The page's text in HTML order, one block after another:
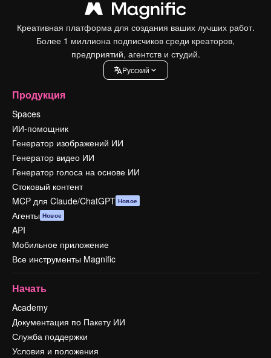
Креативная платформа для создания ваших лучших работ.
Более 1 миллиона подписчиков среди креаторов,
предприятий, агентств и студий.
Pусский
Продукция
Spaces
ИИ-помощник
Генератор изображений ИИ
Генератор видео ИИ
Генератор голоса на основе ИИ
Стоковый контент
MCP для Claude/ChatGPT Новое
Агенты Новое
API
Мобильное приложение
Все инструменты Magnific
Начать
Academy
Документация по Пакету ИИ
Служба поддержки
Условия и положения